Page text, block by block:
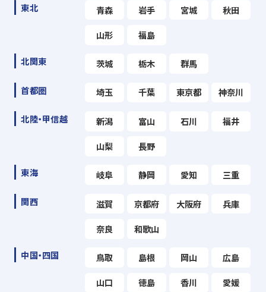
東北 青森 岩手 宮城 秋田
山形 福島
北関東 茨城 栃木 群馬
首都圏 埼玉 千葉 東京都 神奈川
北陸・甲信越 新潟 富山 石川 福井
山梨 長野
東海 岐阜 静岡 愛知 三重
関西 滋賀 京都府 大阪府 兵庫
奈良 和歌山
中国・四国 鳥取 島根 岡山 広島
山口 徳島 香川 愛媛